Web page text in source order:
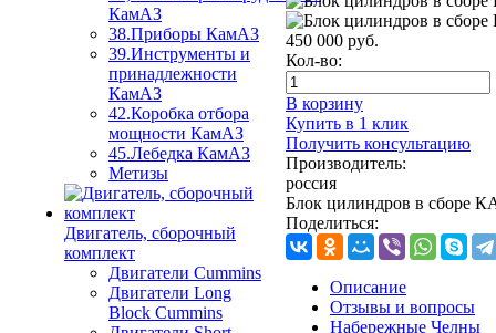
КамАЗ
38.Приборы КамАЗ
39.Инструменты и
принадлежности
КамАЗ
42.Коробка отбора
мощности КамАЗ
45.Лебедка КамАЗ
Метизы
Двигатель, сборочный
комплект
Двигатели Cummins
Двигатели Long
Bloсk Cummins
450 000 руб.
Кол-во:
В корзину
Купить в 1 клик
Получить консультацию
Производитель:
россия
Блок цилиндров в сборе
Поделиться:
Описание
Отзывы и вопросы
Набережные Челны